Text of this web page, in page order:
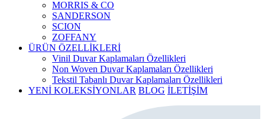
MORRIS & CO
SANDERSON
SCION
ZOFFANY
ÜRÜN ÖZELLİKLERİ
Vinil Duvar Kaplamaları Özellikleri
Non Woven Duvar Kaplamaları Özellikleri
Tekstil Tabanlı Duvar Kaplamaları Özellikleri
YENİ KOLEKSİYONLAR BLOG İLETİŞİM